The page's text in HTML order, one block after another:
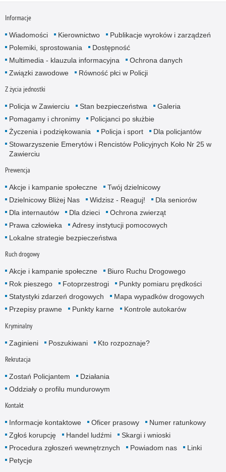
Informacje
Wiadomości Kierownictwo
Publikacje wyroków i zarządzeń
Polemiki, sprostowania
Dostępność
Multimedia - klauzula informacyjna
Ochrona danych
Związki zawodowe
Równość płci w Policji
Z życia jednostki
Policja w Zawierciu Stan bezpieczeństwa
Galeria
Pomagamy i chronimy
Policjanci po służbie
Życzenia i podziękowania
Policja i sport
Dla policjantów
Stowarzyszenie Emerytów i Rencistów Policyjnych Koło Nr 25 w
Zawierciu
Prewencja
Akcje i kampanie społeczne
Twój dzielnicowy
Dzielnicowy Bliżej Nas
Widzisz - Reaguj!
Dla seniorów
Dla internautów
Dla dzieci
Ochrona zwierząt
Prawa człowieka
Adresy instytucji pomocowych
Lokalne strategie bezpieczeństwa
Ruch drogowy
Akcje i kampanie społeczne
Biuro Ruchu Drogowego
Rok pieszego
Fotoprzestrogi
Punkty pomiaru prędkości
Statystyki zdarzeń drogowych
Mapa wypadków drogowych
Przepisy prawne
Punkty karne Kontrole autokarów
Kryminalny
Zaginieni Poszukiwani Kto rozpoznaje?
Rekrutacja
Zostań Policjantem
Działania
Oddziały o profilu mundurowym
Kontakt
Informacje kontaktowe Oficer prasowy
Numer ratunkowy
Zgłoś korupcję
Handel ludźmi
Skargi i wnioski
Procedura zgłoszeń wewnętrznych
Powiadom nas
Linki
Petycje